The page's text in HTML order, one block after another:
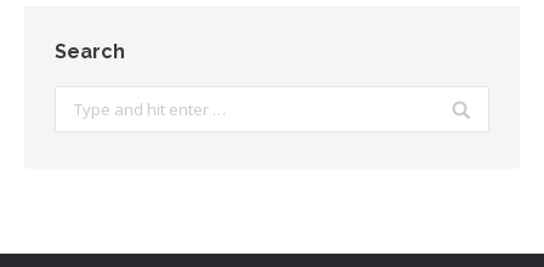
Search
Search: